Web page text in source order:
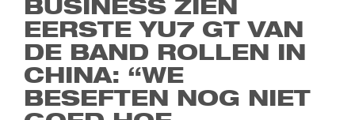
BUSINESS ZIEN
EERSTE YU7 GT VAN
DE BAND ROLLEN IN
CHINA: “WE
BESEFTEN NOG NIET